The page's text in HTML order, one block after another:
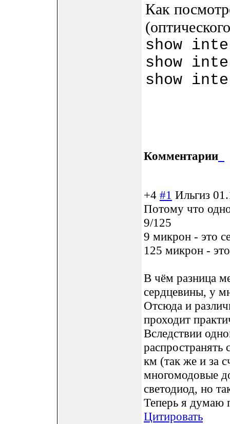
Как
show
show
show
Комментарии
+4 #1 Ильгиз
Потому что
9/125
9 микрон - это
125 микрон -
В чём разница
сердцевины, у
Отсюда и
проходит
Вследствии
распространять
км (так же и за
многомодовые
светодиод, но
Теперь я думаю
Цитировать